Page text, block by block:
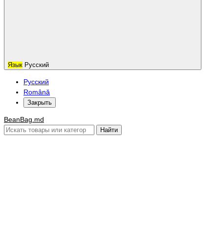
Язык Русский
Русский
Română
Закрыть
BeanBag.md
Найти